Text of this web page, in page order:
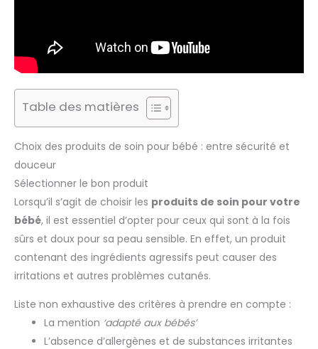
Table des matières
Choix des produits de soin pour bébé : entre sécurité et
douceur
Sélectionner le bon produit
Lorsqu’il s’agit de choisir les produits de soin pour votre
bébé, il est essentiel d’opter pour ceux qui sont à la fois
sûrs et doux pour sa peau sensible. En effet, un produit
contenant des ingrédients agressifs peut causer des
irritations et autres problèmes cutanés.
Liste non exhaustive des critères à prendre en compte :
La mention ‘adapté aux bébés’
L’absence d’allergènes et de substances irritantes